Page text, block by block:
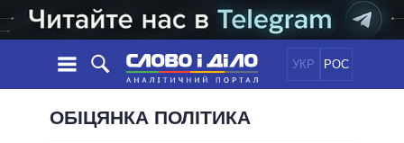
УКР РОС
НОВИНИ
ОБІЦЯНКА ПОЛІТИКА